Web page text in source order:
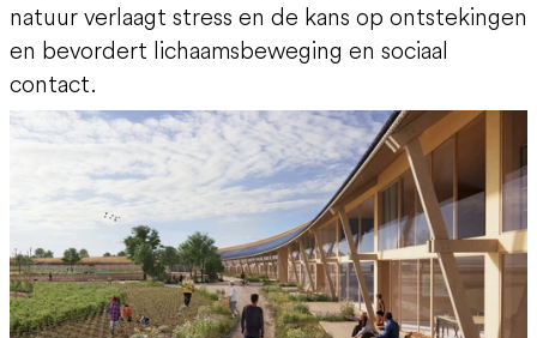
natuur verlaagt stress en de kans op ontstekingen
en bevordert lichaamsbeweging en sociaal
contact.